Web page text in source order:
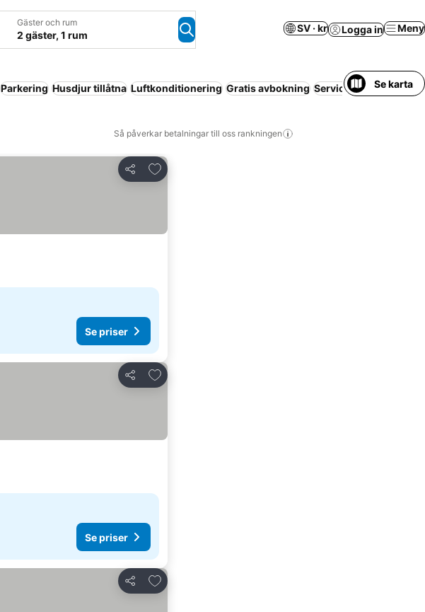
Gäster och rum
2 gäster, 1 rum
SV · kr Logga in Meny
Parkering Husdjur tillåtna Luftkonditionering Gratis avbokning ServicelägenhetSe karta
Så påverkar betalningar till oss rankningen
Dela
Lägg till i Mina Favoriter
Se priser
Dela
Lägg till i Mina Favoriter
Se priser
Dela
Lägg till i Mina Favoriter